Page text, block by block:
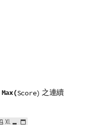
Max(Score) 之連續